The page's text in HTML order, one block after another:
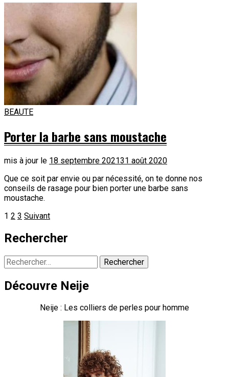
BEAUTE
Porter la barbe sans moustache
mis à jour le 18 septembre 202131 août 2020
Que ce soit par envie ou par nécessité, on te donne nos
conseils de rasage pour bien porter une barbe sans
moustache.
Pagination
des
publications
Page
1 Page
2 Page
3 Suivant
Rechercher
Rechercher :
Découvre Neije
Neije : Les colliers de perles pour homme